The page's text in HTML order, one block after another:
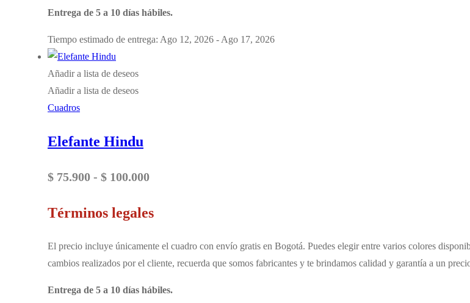
hasta
Entrega de 5 a 10 días hábiles.
Tiempo estimado de entrega: Ago 12, 2026 - Ago 17, 2026
Añadir a lista de deseos
Añadir a lista de deseos
Cuadros
Elefante Hindu
$ 75.900 - $ 100.000Rango
precios:
desde
$ 75.900
hasta
Términos legales
El precio incluye únicamente el cuadro con envío gratis en Bogotá. Puedes elegir entre varios colores
cambios realizados por el cliente, recuerda que somos fabricantes y te brindamos calidad y garantía a un
Entrega de 5 a 10 días hábiles.